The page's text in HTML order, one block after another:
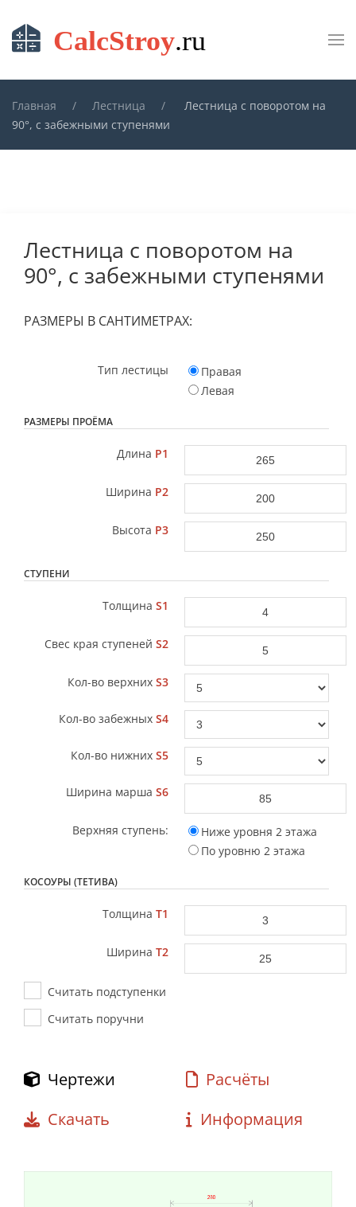
Skip to main content
Главная Лестница
Лестница с поворотом на
90°, с забежными ступенями
Лестница с поворотом на
90°, с забежными ступенями
РАЗМЕРЫ В САНТИМЕТРАХ:
Тип лестицы
Правая
Левая
РАЗМЕРЫ ПРОЁМА
Длина P1
Ширина P2
Высота P3
СТУПЕНИ
Толщина S1
Свес края ступеней S2
Кол-во верхних S3
Кол-во забежных S4
Кол-во нижних S5
Ширина марша S6
Верхняя ступень:
Ниже уровня 2 этажа
По уровню 2 этажа
КОСОУРЫ (ТЕТИВА)
Толщина T1
Ширина T2
Считать подступенки
Считать поручни
Чертежи
Расчёты
Скачать
Информация